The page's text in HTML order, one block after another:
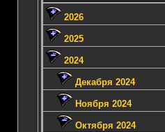
2026
2025
2024
Декабря 2024
Ноября 2024
Октября 2024